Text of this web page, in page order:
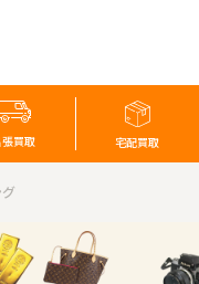
張買取 宅配買取